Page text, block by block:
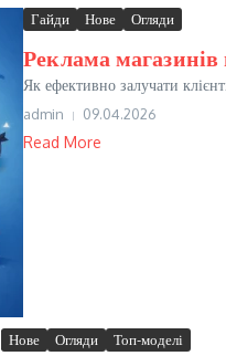
Гайди Нове Огляди
Реклама магазинів
Як ефективно залучати
admin 09.04.2026
Read More
Нове Огляди Топ-моделі